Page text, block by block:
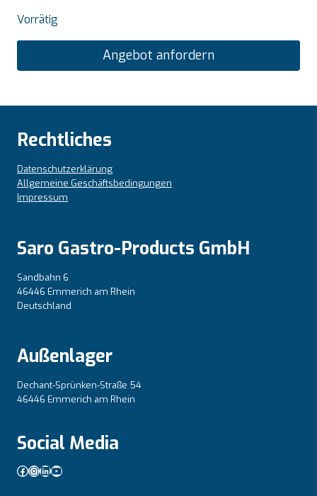
Vorrätig
Angebot anfordern
Rechtliches
Datenschutzerklärung
Allgemeine Geschäftsbedingungen
Impressum
Saro Gastro-Products GmbH
Sandbahn 6
46446 Emmerich am Rhein
Deutschland
Außenlager
Dechant-Sprünken-Straße 54
46446 Emmerich am Rhein
Social Media
Facebook
Instagram
LinkedIn
YouTube